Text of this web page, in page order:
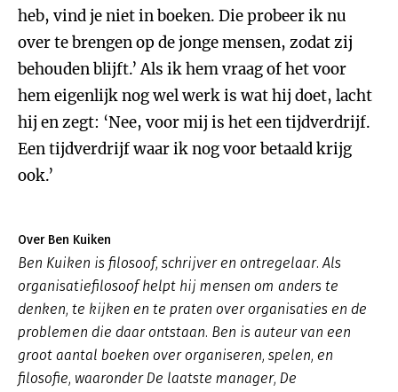
heb, vind je niet in boeken. Die probeer ik nu
over te brengen op de jonge mensen, zodat zij
behouden blijft.’ Als ik hem vraag of het voor
hem eigenlijk nog wel werk is wat hij doet, lacht
hij en zegt: ‘Nee, voor mij is het een tijdverdrijf.
Een tijdverdrijf waar ik nog voor betaald krijg
ook.’
Over Ben Kuiken
Ben Kuiken is filosoof, schrijver en ontregelaar. Als
organisatiefilosoof helpt hij mensen om anders te
denken, te kijken en te praten over organisaties en de
problemen die daar ontstaan. Ben is auteur van een
groot aantal boeken over organiseren, spelen, en
filosofie, waaronderDe laatste manager, De